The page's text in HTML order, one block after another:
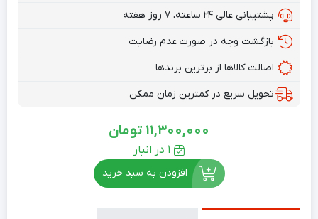
پشتیبانی عالی ۲۴ ساعته، ۷ روز هفته
بازگشت وجه در صورت عدم رضایت
اصالت کالاها از برترین برندها
تحویل سریع در کمترین زمان ممکن
11,300,000 تومان
1 در انبار
افزودن به سبد خرید